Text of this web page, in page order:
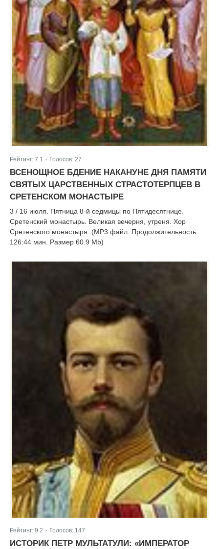
Рейтинг: 7.1 Голосов: 27
ВСЕНОЩНОЕ БДЕНИЕ НАКАНУНЕ ДНЯ ПАМЯТИ
СВЯТЫХ ЦАРСТВЕННЫХ СТРАСТОТЕРПЦЕВ В
СРЕТЕНСКОМ МОНАСТЫРЕ
3 / 16 июля. Пятница 8-й седмицы по Пятидесятнице.
Сретенский монастырь. Великая вечерня, утреня. Хор
Сретенского монастыря. (MP3 файл. Продолжительность
126:44 мин. Размер 60.9 Mb)
Рейтинг: 9.2 Голосов: 147
ИСТОРИК ПЕТР МУЛЬТАТУЛИ: «ИМПЕРАТОР